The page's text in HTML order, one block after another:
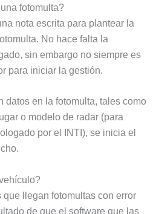
fotomulta?
nota escrita para plantear la
No hace falta la
sin embargo no siempre es
para iniciar la gestión.
datos en la fotomulta, tales como
o modelo de radar (para
por el INTI), se inicia el
que llegan fotomultas con error
de que el software que las